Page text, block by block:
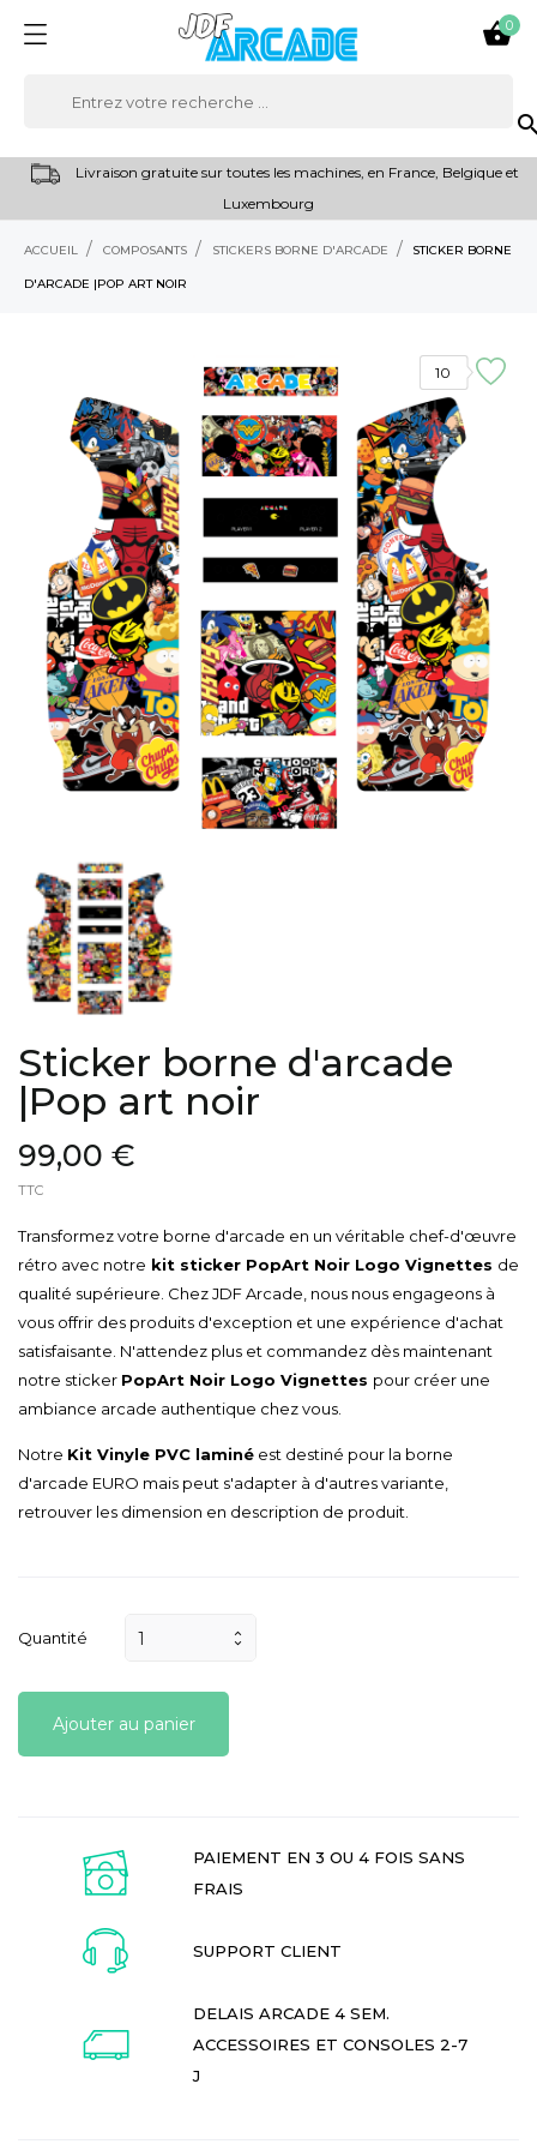

0
Livraison gratuite sur toutes les machines, en France, Belgique et
Luxembourg
ACCUEIL COMPOSANTS STICKERS BORNE D'ARCADE STICKER BORNE
D'ARCADE |POP ART NOIR
10
Sticker borne d'arcade
|Pop art noir
99,00 €
TTC
Transformez votre borne d'arcade en un véritable chef-d'œuvre
rétro avec notre kit sticker PopArt Noir Logo Vignettes de
qualité supérieure. Chez JDF Arcade, nous nous engageons à
vous offrir des produits d'exception et une expérience d'achat
satisfaisante. N'attendez plus et commandez dès maintenant
notre sticker PopArt Noir Logo Vignettes pour créer une
ambiance arcade authentique chez vous.
Notre Kit Vinyle PVC laminé est destiné pour la borne
d'arcade EURO mais peut s'adapter à d'autres variante,
retrouver les dimension en description de produit.
Quantité
Ajouter au panier
PAIEMENT EN 3 OU 4 FOIS SANS
FRAIS
SUPPORT CLIENT
DELAIS ARCADE 4 SEM.
ACCESSOIRES ET CONSOLES 2-7
J